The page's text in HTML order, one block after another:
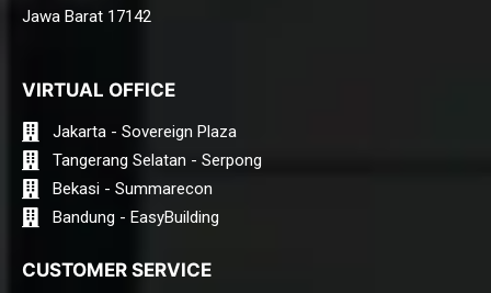
Jawa Barat 17142
VIRTUAL OFFICE
Jakarta - Sovereign Plaza
Tangerang Selatan - Serpong
Bekasi - Summarecon
Bandung - EasyBuilding
CUSTOMER SERVICE